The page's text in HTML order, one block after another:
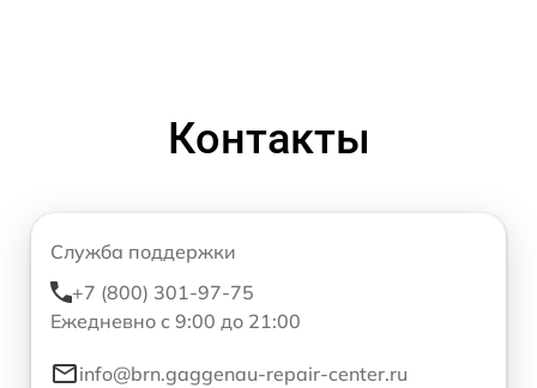
Контакты
Служба поддержки
+7 (800) 301-97-75
Ежедневно с 9:00 до 21:00
info@brn.gaggenau-repair-center.ru